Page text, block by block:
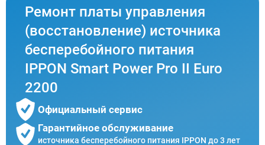
Ремонт платы управления
(восстановление) источника
бесперебойного питания
IPPON Smart Power Pro II Euro
2200
Официальный сервис
Гарантийное обслуживание
источника бесперебойного питания IPPON до 3 лет